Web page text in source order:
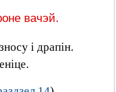
вачэй.
і драпін.